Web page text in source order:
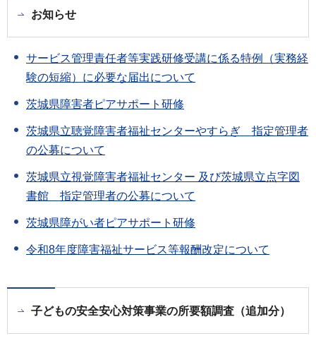
お知らせ
サービス管理責任者等実践研修受講に係る特例（実務経
験の短縮）に必要な届出について
茨城県障害者ピアサポート研修
茨城県立聴覚障害者福祉センターやすらぎ 指定管理者
の公募について
茨城県立視覚障害者福祉センター 及び茨城県立点字図
書館 指定管理者の公募について
茨城県障がい者ピアサポート研修
令和8年度障害福祉サービス等報酬改定について
子どもの安全安心対策事業の所要額調査（追加分）